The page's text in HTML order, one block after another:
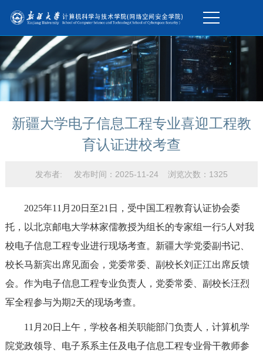
新疆大学电子信息工程专业喜迎工程教
育认证进校考查
发布者: 发布时间：2025-11-24 浏览次数： 1325
2025年11月20日至21日，受中国工程教育认证协会委
托，以北京邮电大学林家儒教授为组长的专家组一行5人对我
校电子信息工程专业进行现场考查。新疆大学党委副书记、
校长马新宾出席见面会，党委常委、副校长刘正江出席反馈
会。作为电子信息工程专业负责人，党委常委、副校长汪烈
军全程参与为期2天的现场考查。
11月20日上午，学校各相关职能部门负责人，计算机学
院党政领导、电子系系主任及电子信息工程专业骨干教师参